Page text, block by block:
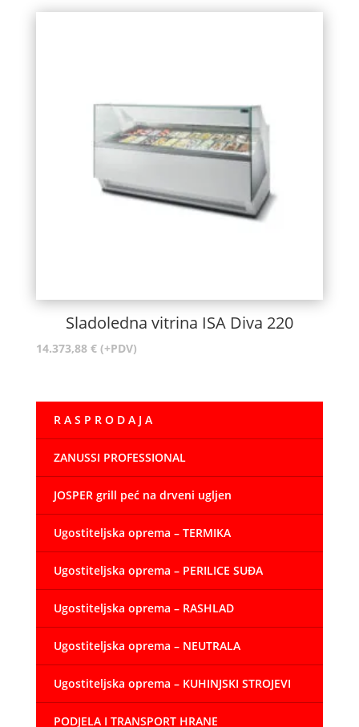
Sladoledna vitrina ISA Diva 220
14.373,88 € (+PDV)
R A S P R O D A J A
ZANUSSI PROFESSIONAL
JOSPER grill peć na drveni ugljen
Ugostiteljska oprema – TERMIKA
Ugostiteljska oprema – PERILICE SUĐA
Ugostiteljska oprema – RASHLAD
Ugostiteljska oprema – NEUTRALA
Ugostiteljska oprema – KUHINJSKI STROJEVI
PODJELA I TRANSPORT HRANE